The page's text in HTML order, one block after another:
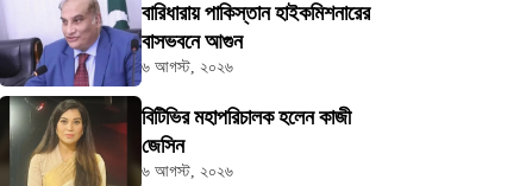
বারিধারায় পাকিস্তান হাইকমিশনারের
বাসভবনে আগুন
৬ আগস্ট, ২০২৬
বিটিভির মহাপরিচালক হলেন কাজী
জেসিন
৬ আগস্ট, ২০২৬